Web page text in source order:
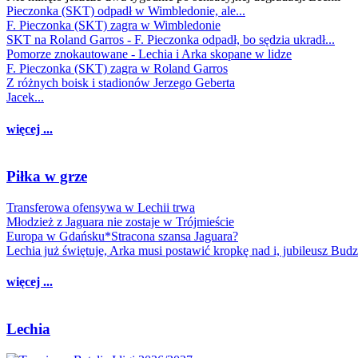
Pieczonka (SKT) odpadł w Wimbledonie, ale...
F. Pieczonka (SKT) zagra w Wimbledonie
SKT na Roland Garros - F. Pieczonka odpadł, bo sędzia ukradł...
Pomorze znokautowane - Lechia i Arka skopane w lidze
F. Pieczonka (SKT) zagra w Roland Garros
Z różnych boisk i stadionów Jerzego Geberta
Jacek...
więcej ...
Piłka w grze
Transferowa ofensywa w Lechii trwa
Młodzież z Jaguara nie zostaje w Trójmieście
Europa w Gdańsku*Stracona szansa Jaguara?
Lechia już świętuje, Arka musi postawić kropkę nad i, jubileusz
więcej ...
Lechia